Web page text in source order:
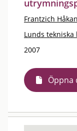
Frantzich Håkan
Lunds tekniska
2007
Öppna